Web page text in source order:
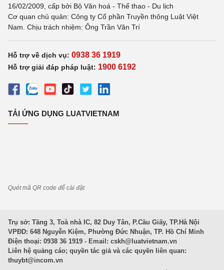
16/02/2009, cấp bởi Bộ Văn hoá - Thể thao - Du lịch
Cơ quan chủ quản: Công ty Cổ phần Truyền thông Luật Việt
Nam. Chịu trách nhiệm: Ông Trần Văn Trí
Hỗ trợ về dịch vụ: 0938 36 1919
Hỗ trợ giải đáp pháp luật: 1900 6192
TẢI ỨNG DỤNG LUATVIETNAM
Quét mã QR code để cài đặt
Trụ sở: Tầng 3, Toà nhà IC, 82 Duy Tân, P.Cầu Giấy, TP.Hà Nội
VPĐD: 648 Nguyễn Kiệm, Phường Đức Nhuận, TP. Hồ Chí Minh
Điện thoại: 0938 36 1919 - Email: cskh@luatvietnam.vn
Liên hệ quảng cáo; quyền tác giả và các quyền liên quan:
thuybt@incom.vn